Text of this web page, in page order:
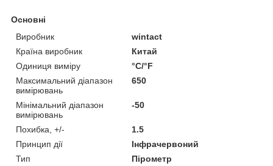
Основні
Виробник
wintact
Країна виробник
Китай
Одиниця виміру
°С/°F
Максимальний діапазон
вимірювань
650
Мінімальний діапазон
вимірювань
-50
Похибка, +/-
1.5
Принцип дії
Інфрачервоний
Тип
Пірометр